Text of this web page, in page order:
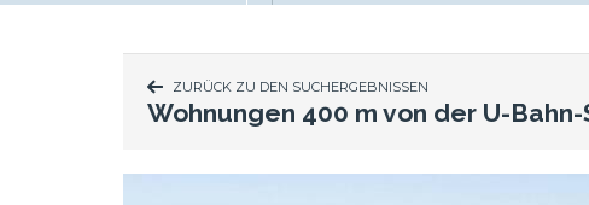
ZURÜCK ZU DEN SUCHERGEBNISSEN
Wohnungen 400 m von der U-